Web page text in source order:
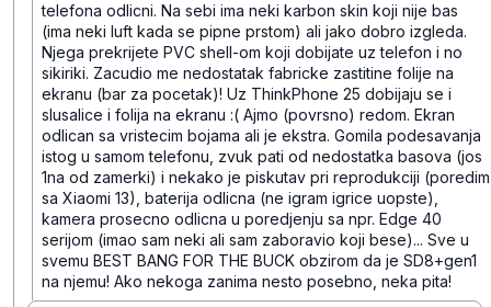
telefona odlicni. Na sebi ima neki karbon skin koji nije bas
(ima neki luft kada se pipne prstom) ali jako dobro izgleda.
Njega prekrijete PVC shell-om koji dobijate uz telefon i no
sikiriki. Zacudio me nedostatak fabricke zastitine folije na
ekranu (bar za pocetak)! Uz ThinkPhone 25 dobijaju se i
slusalice i folija na ekranu :( Ajmo (povrsno) redom. Ekran
odlican sa vristecim bojama ali je ekstra. Gomila podesavanja
istog u samom telefonu, zvuk pati od nedostatka basova (jos
1na od zamerki) i nekako je piskutav pri reprodukciji (poredim
sa Xiaomi 13), baterija odlicna (ne igram igrice uopste),
kamera prosecno odlicna u poredjenju sa npr. Edge 40
serijom (imao sam neki ali sam zaboravio koji bese)... Sve u
svemu BEST BANG FOR THE BUCK obzirom da je SD8+gen1
na njemu! Ako nekoga zanima nesto posebno, neka pita!